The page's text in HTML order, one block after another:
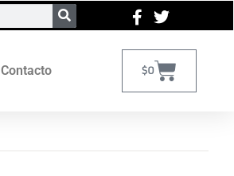
Contacto $0